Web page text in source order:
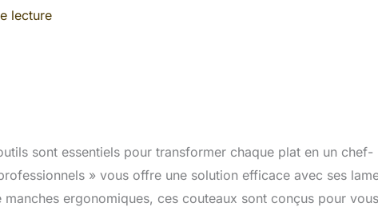
lecture
sont essentiels pour transformer chaque plat en un chef-
» vous offre une solution efficace avec ses
ergonomiques, ces couteaux sont conçus pour vous